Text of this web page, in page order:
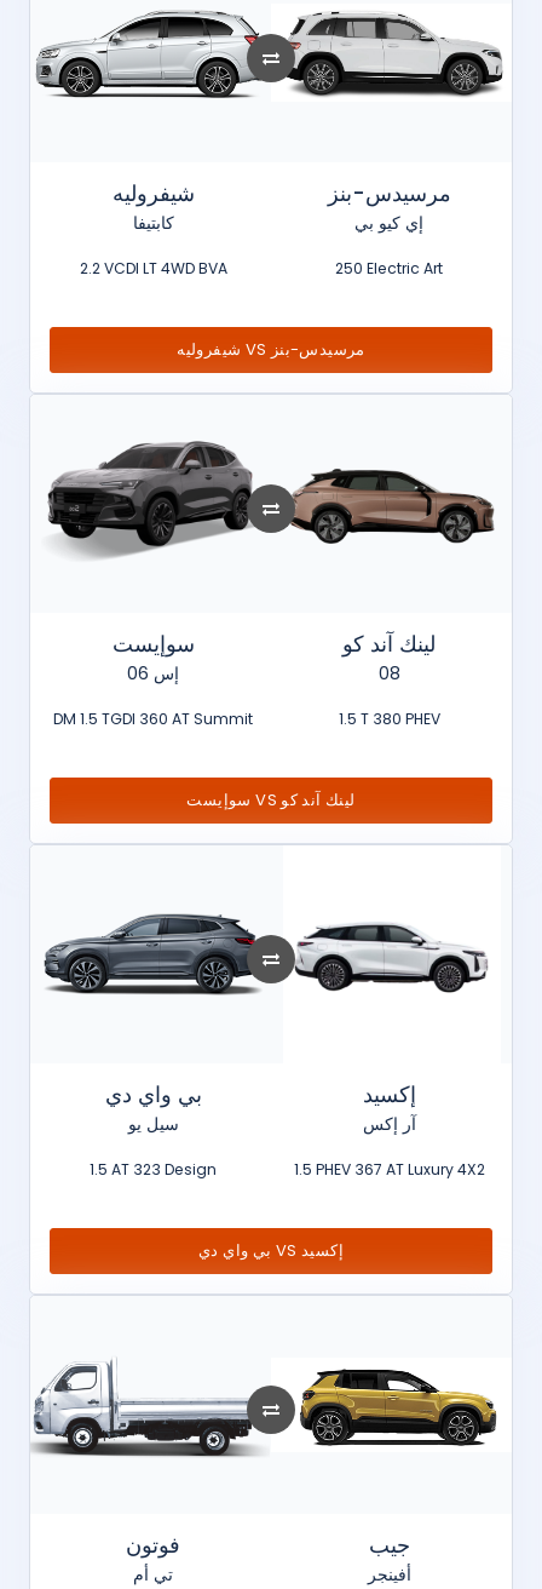
شيفروليه
كابتيفا
2.2 VCDI LT 4WD BVA
مرسيدس-بنز
إي كيو بي
250 Electric Art
شيفروليه VS مرسيدس-بنز
سوإيست
إس 06
DM 1.5 TGDI 360 AT Summit
لينك آند كو
08
1.5 T 380 PHEV
سوإيست VS لينك آند كو
بي واي دي
سيل يو
1.5 AT 323 Design
إكسيد
آر إكس
1.5 PHEV 367 AT Luxury 4X2
بي واي دي VS إكسيد
فوتون
تي أم
جيب
أفينجر